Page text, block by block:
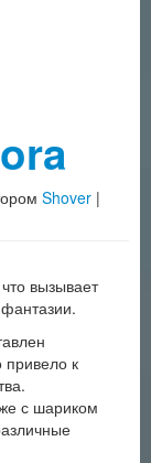
Shover |
вызывает
к
с шариком